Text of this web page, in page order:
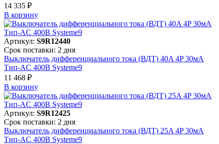
14 335 ₽
В корзинy
Артикул: S9R12440
Срок поставки: 2 дня
Выключатель дифференциального тока (ВДТ) 40A 4P 30мА
Тип-AC 400В Systeme9
11 468 ₽
В корзинy
Артикул: S9R12425
Срок поставки: 2 дня
Выключатель дифференциального тока (ВДТ) 25A 4P 30мА
Тип-AC 400В Systeme9